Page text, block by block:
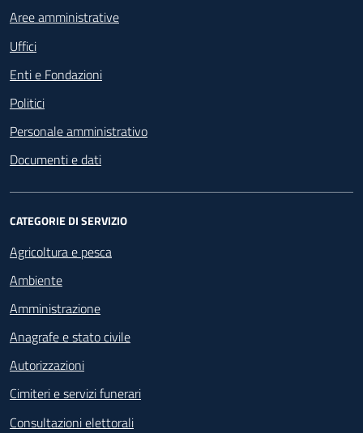
Aree amministrative
Uffici
Enti e Fondazioni
Politici
Personale amministrativo
Documenti e dati
CATEGORIE DI SERVIZIO
Agricoltura e pesca
Ambiente
Amministrazione
Anagrafe e stato civile
Autorizzazioni
Cimiteri e servizi funerari
Consultazioni elettorali